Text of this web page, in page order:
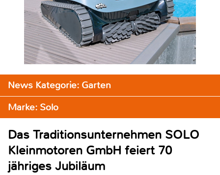
News Kategorie: Garten
Marke: Solo
Das Traditionsunternehmen SOLO
Kleinmotoren GmbH feiert 70
jähriges Jubiläum